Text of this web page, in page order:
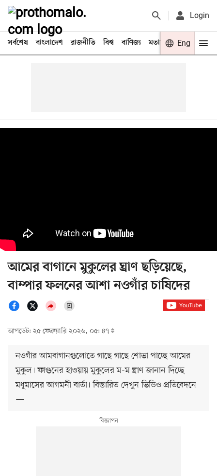
Login
সর্বশেষ বাংলাদেশ রাজনীতি বিশ্ব বাণিজ্য মতামত খেলা
Eng
আমের বাগানে মুকুলের ঘ্রাণ ছড়িয়েছে,
বাম্পার ফলনের আশা নওগাঁর চাষিদের
আপডেট: ২৫ ফেব্রুয়ারি ২০২৬, ০৫: ৪৭
নওগাঁর আমবাগানগুলোতে গাছে গাছে শোভা পাচ্ছে আমের
মুকুল। ফাগুনের হাওয়ায় মুকুলের ম-ম ঘ্রাণ জানান দিচ্ছে
মধুমাসের আগমনী বার্তা। বিস্তারিত দেখুন ভিডিও প্রতিবেদনে
—